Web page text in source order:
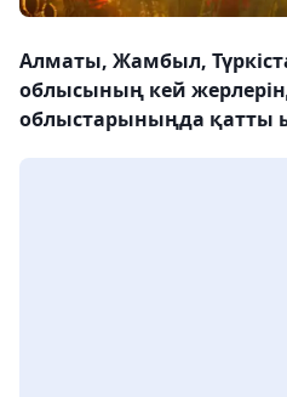
Алматы, Жамбыл,
облысының кей
облыстарыныңда қатты